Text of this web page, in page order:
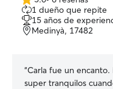
5.0
de
5
estrellas
1 dueño que repite
15 años de
Medinyà, 17482
“Carla fue un
super tranquilos